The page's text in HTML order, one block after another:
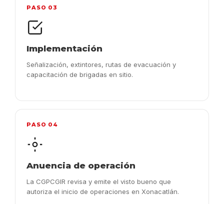
PASO 03
Implementación
Señalización, extintores, rutas de evacuación y
capacitación de brigadas en sitio.
PASO 04
Anuencia de operación
La CGPCGIR revisa y emite el visto bueno que
autoriza el inicio de operaciones en Xonacatlán.